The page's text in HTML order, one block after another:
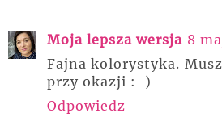
Moja lepsza wersja 8
Fajna kolorystyka.
przy okazji :-)
Odpowiedz